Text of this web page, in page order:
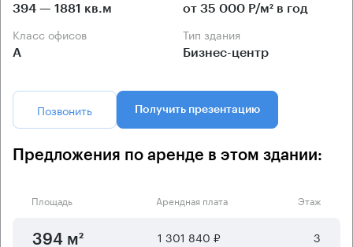
394 — 1881 кв.м от 35 000 Р/м² в год
Класс офисов
А
Тип здания
Бизнес-центр
Позвонить Получить презентацию
Предложения по аренде в этом здании:
Площадь Арендная плата Этаж
394 м² 1 301 840 ₽ 3